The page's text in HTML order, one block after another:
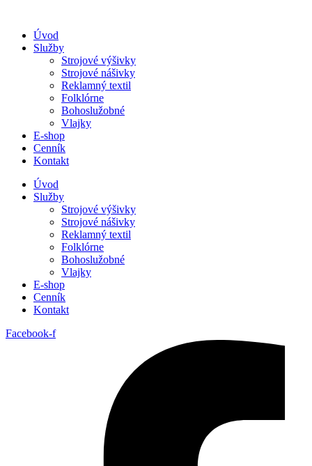
Úvod
Služby
Strojové výšivky
Strojové nášivky
Reklamný textil
Folklórne
Bohoslužobné
Vlajky
E-shop
Cenník
Kontakt
Úvod
Služby
Strojové výšivky
Strojové nášivky
Reklamný textil
Folklórne
Bohoslužobné
Vlajky
E-shop
Cenník
Kontakt
Facebook-f